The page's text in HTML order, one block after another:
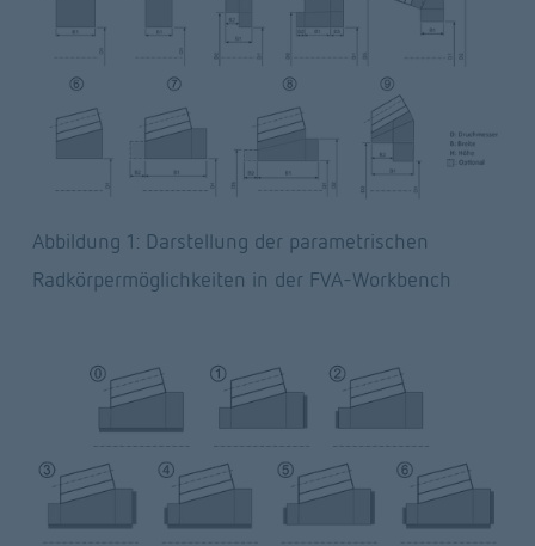
Abbildung 1: Darstellung der parametrischen
Radkörpermöglichkeiten in der FVA-Workbench